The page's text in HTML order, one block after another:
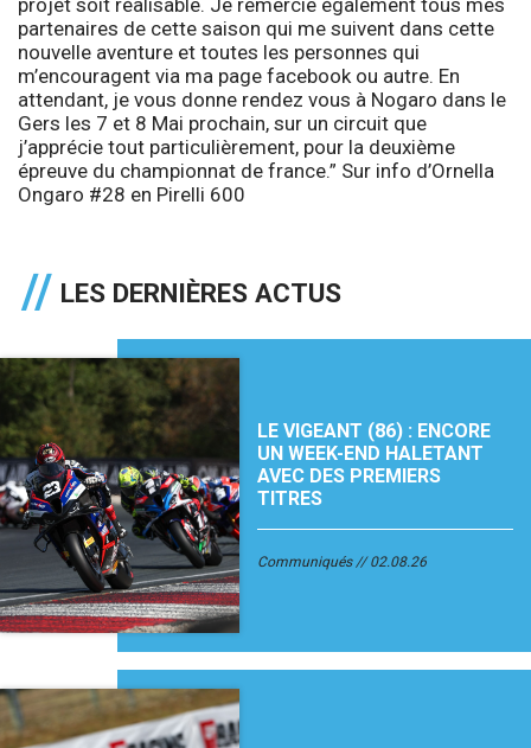
partenaires de cette saison qui me suivent dans cette
nouvelle aventure et toutes les personnes qui
m’encouragent via ma page facebook ou autre. En
attendant, je vous donne rendez vous à Nogaro dans le
Gers les 7 et 8 Mai prochain, sur un circuit que
j’apprécie tout particulièrement, pour la deuxième
épreuve du championnat de france.” Sur info d’Ornella
Ongaro #28 en Pirelli 600
LES DERNIÈRES ACTUS
LE VIGEANT (86) : ENCORE
UN WEEK-END HALETANT
AVEC DES PREMIERS
TITRES
Communiqués 02.08.26